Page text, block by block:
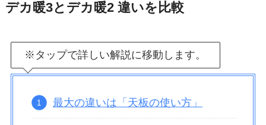
デカ暖3とデカ暖2 違いを比較
※タップで詳しい解説に移動します。
最大の違いは「天板の使い方」